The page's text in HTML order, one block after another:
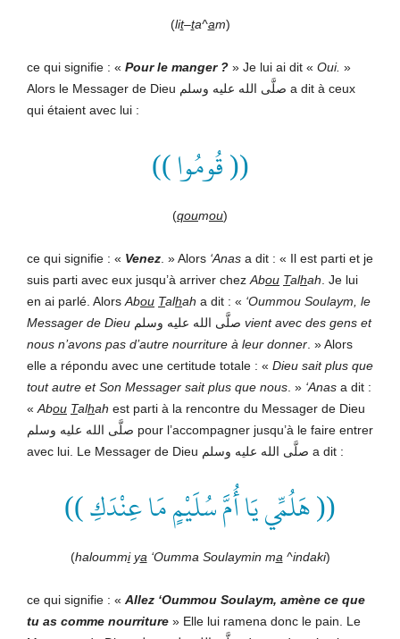
(lit–ta^am)
ce qui signifie : « Pour le manger ? » Je lui ai dit « Oui. »
Alors le Messager de Dieu صلَّى الله عليه وسلم a dit à ceux
qui étaient avec lui :
(( قُومُوا ))
(qoumou)
ce qui signifie : « Venez . » Alors ‘Anas a dit : « Il est parti et je
suis parti avec eux jusqu’à arriver chez Abou Talhah . Je lui
en ai parlé. Alors Abou Talhah a dit : « ‘Oummou Soulaym, le
Messager de Dieu صلَّى الله عليه وسلم vient avec des gens et
nous n’avons pas d’autre nourriture à leur donner . » Alors
elle a répondu avec une certitude totale : « Dieu sait plus que
tout autre et Son Messager sait plus que nous . » ‘Anas a dit :
« Abou Talhah est parti à la rencontre du Messager de Dieu
صلَّى الله عليه وسلم pour l’accompagner jusqu’à le faire entrer
avec lui. Le Messager de Dieu صلَّى الله عليه وسلم a dit :
(( هَلُمِّي يَا أُمَّ سُلَيْمٍ مَا عِنْدَكِ ))
(haloummiya ‘Oumma Soulaymin ma ^indaki)
ce qui signifie : « Allez ‘Oummou Soulaym, amène ce que
tu as comme nourriture » Elle lui ramena donc le pain. Le